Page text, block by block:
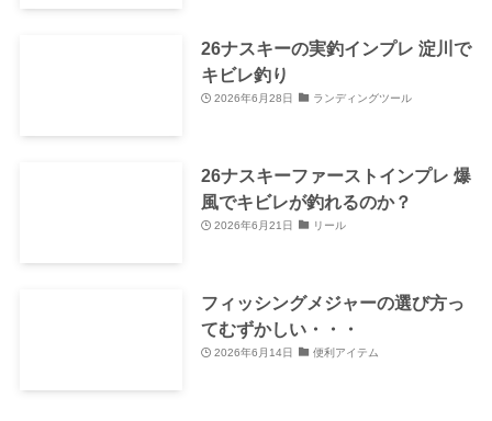
26ナスキーの実釣インプレ 淀川で
キビレ釣り
2026年6月28日 ランディングツール
26ナスキーファーストインプレ 爆
風でキビレが釣れるのか？
2026年6月21日 リール
フィッシングメジャーの選び方っ
てむずかしい・・・
2026年6月14日 便利アイテム